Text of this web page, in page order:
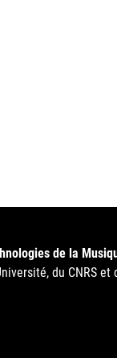
de la
du CNRS